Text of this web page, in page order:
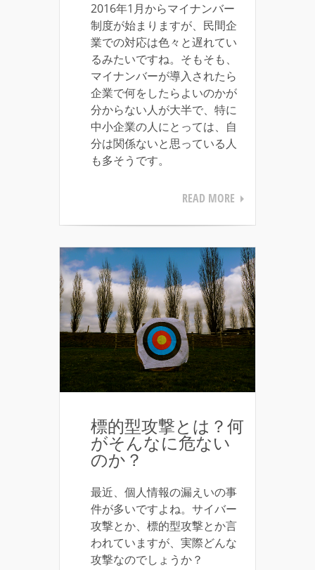
2016年1月からマイナンバー
制度が始まりますが、民間企
業での対応は色々と遅れてい
るみたいですね。そもそも、
マイナンバーが導入されたら
企業で何をしたらよいのかが
分からない人が大半で、特に
中小企業の人にとっては、自
分は関係ないと思っている人
も多そうです。
READ MORE
標的型攻撃とは？何
がそんなに危ない
のか？
最近、個人情報の漏えいの事
件が多いですよね。サイバー
攻撃とか、標的型攻撃とか言
われていますが、実際どんな
攻撃なのでしょうか？